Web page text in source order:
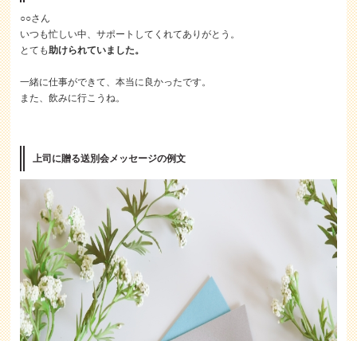
○○さん
いつも忙しい中、サポートしてくれてありがとう。
とても助けられていました。
一緒に仕事ができて、本当に良かったです。
また、飲みに行こうね。
上司に贈る送別会メッセージの例文